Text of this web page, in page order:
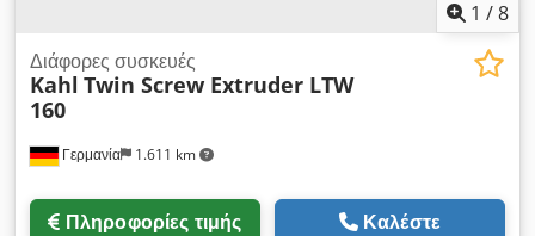
1 /8
Γερμανία 1.611 km
Διάφορες συσκευές
Kahl Twin Screw Extruder LTW
160
Πληροφορίες τιμής Καλέστε